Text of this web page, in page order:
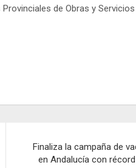
de Obras y
Finaliza la campaña de
en Andalucía con